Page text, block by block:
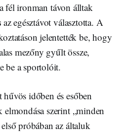
fél ironman távon álltak
az egésztávot választotta. A
jelentették be, hogy
mezőny gyűlt össze,
be a sportolóit.
időben és esőben
elmondása szerint „minden
próbában az általuk